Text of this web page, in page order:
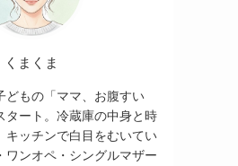
くまくま
どもの「ママ、お腹すい
タート。冷蔵庫の中身と時
キッチンで白目をむいてい
ワンオペ・シングルマザー